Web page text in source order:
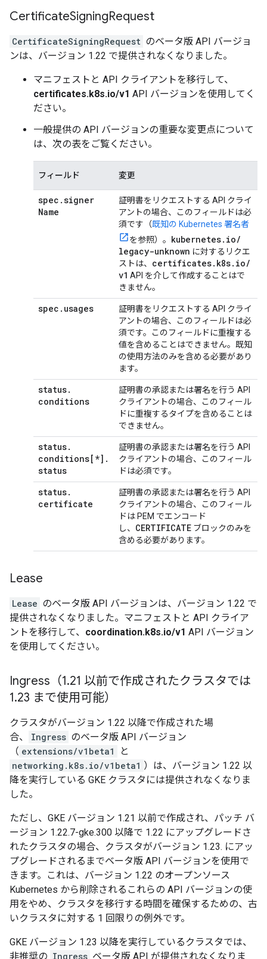
CertificateSigningRequest
CertificateSigningRequest のベータ版 API バージョ
ンは、バージョン 1.22 で提供されなくなりました。
マニフェストと API クライアントを移行して、
certificates.k8s.io/v1 API バージョンを使用してく
ださい。
一般提供の API バージョンの重要な変更点について
は、次の表をご覧ください。
フィールド 変更
spec .signer
Name
証明書をリクエストする API クライ
アントの場合、このフィールドは必
須です（既知の Kubernetes 署名者
を参照）。 kubernetes. io/
legacy-unknown に対するリクエ
ストは、 certificates. k8s. io/
v1 API を介して作成することはで
きません。
spec . usages
証明書をリクエストする API クライ
アントの場合、このフィールドは必
須です。このフィールドに重複する
値を含めることはできません。既知
の使用方法のみを含める必要があり
ます。
status.
conditions
証明書の承認または署名を行う API
クライアントの場合、このフィール
ドに重複するタイプを含めることは
できません。
status.
conditions[*] .
status
証明書の承認または署名を行う API
クライアントの場合、このフィール
ドは必須です。
status.
certificate
証明書の承認または署名を行う API
クライアントの場合、このフィール
ドは PEM でエンコード
し、 CERTIFICATE ブロックのみを
含める必要があります。
Lease
Lease のベータ版 API バージョンは、バージョン 1.22 で
提供されなくなりました。マニフェストと API クライア
ントを移行して、 coordination.k8s.io/v1 API バージョン
を使用してください。
Ingress（1.21 以前で作成されたクラスタでは
1.23 まで使用可能）
クラスタがバージョン 1.22 以降で作成された場
合、
Ingress のベータ版 API バージョン
（ extensions/v1beta1
と
networking.k8s.io/v1beta1 ）は、バージョン 1.22 以
降を実行している GKE クラスタには提供されなくなりま
した。
ただし、GKE バージョン 1.21 以前で作成され、パッチ バ
ージョン 1.22.7-gke.300 以降で 1.22 にアップグレードさ
れたクラスタの場合、クラスタがバージョン 1.23. にアッ
プグレードされるまでベータ版 API バージョンを使用で
きます。これは、バージョン 1.22 のオープンソース
Kubernetes から削除されるこれらの API バージョンの使
用をやめ、クラスタを移行する時間を確保するための、古
いクラスタに対する 1 回限りの例外です。
GKE バージョン 1.23 以降を実行しているクラスタでは、
非推奨の Ingress ベータ版 API が提供されなくなりま